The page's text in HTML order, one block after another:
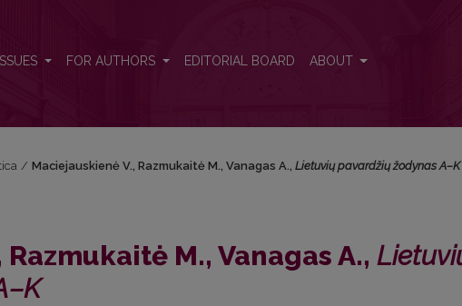
ISSUES FOR AUTHORS EDITORIAL BOARD ABOUT
/ Maciejauskienė V., Razmukaitė M., Vanagas A., Lietuvių pavardžių žodynas A–K
M., Vanagas A.,